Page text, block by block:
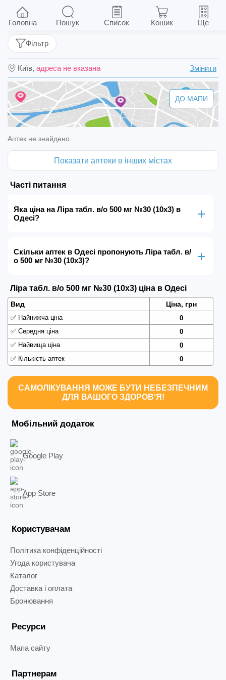
Ліра табл. в/о 500 мг №30 (10х3)
Київ, адреса не вказана Змінити
Фільтр
ДО МАПИ
Аптек не знайдено.
Показати аптеки в інших містах
Часті питання
Яка ціна на Ліра табл. в/о 500 мг №30 (10х3) в
Одесі?
Скільки аптек в Одесі пропонують Ліра табл. в/
о 500 мг №30 (10х3)?
Ліра табл. в/о 500 мг №30 (10х3) ціна в Одесі
Вид Ціна, грн
✅ Найнижча ціна
0
✅ Середня ціна
0
✅ Найвища ціна
0
✅ Кількість аптек 0
САМОЛІКУВАННЯ МОЖЕ БУТИ НЕБЕЗПЕЧНИМ
ДЛЯ ВАШОГО ЗДОРОВ'Я!
Мобільний додаток
Google Play
App Store
Користувачам
Політика конфіденційності
Угода користувача
Каталог
Доставка і оплата
Бронювання
Ресурси
Мапа сайту
Партнерам
Головна Пошук Список Кошик Ще